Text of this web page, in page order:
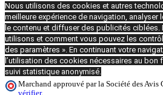
Nous utilisons des cookies et autres
meilleure expérience de navigation, analyser
le contenu et diffuser des publicités ciblées.
utilisons et comment vous pouvez les
des paramètres ». En continuant votre
l’utilisation des cookies nécessaires au bon
suivi statistique anonymisé.
Marchand approuvé par la Société des Avis
vérifier.